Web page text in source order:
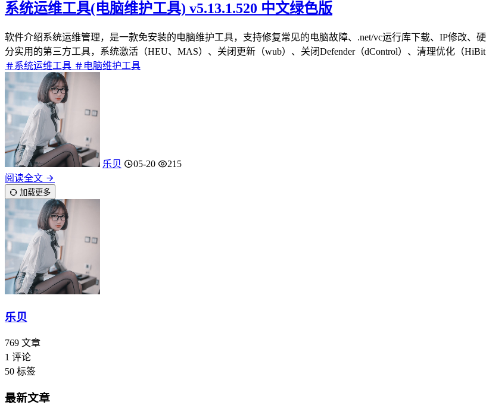
系统运维工具(电脑维护工具) v5.13.1.520 中文绿色版
软件介绍系统运维管理，是一款免安装的电脑维护工具，支持修复常见的电脑故障、.net/vc运行库下载、IP修改
分实用的第三方工具，系统激活（HEU、MAS）、关闭更新（wub）、关闭Defender（dControl）、清理优化（
系统运维工具
电脑维护工具
乐贝 05-20
215
阅读全文
加载更多
乐贝
769 文章
1 评论
50 标签
最新文章